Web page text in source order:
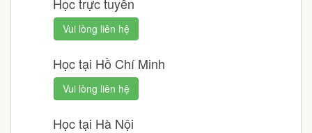
Vui lòng liên hệ
Học tại Hồ Chí Minh
Vui lòng liên hệ
Học tại Hà Nội